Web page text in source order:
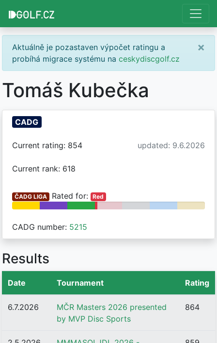
Aktuálně je pozastaven výpočet ratingu a
probíhá migrace systému na ceskydiscgolf.cz
×
Tomáš Kubečka
CADG
Current rating: 854 updated: 9.6.2026
Current rank: 618
ČADG LIGA Rated for: Red
CADG number: 5215
Results
Date Tournament Rating
6.7.2026
MČR Masters 2026 presented
by MVP Disc Sports
864